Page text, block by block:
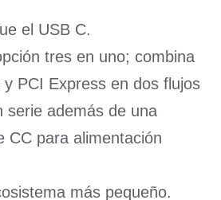
el USB C.
tres en uno; combina
y PCI Express en dos flujos
serie además de una
CC para alimentación
más pequeño.